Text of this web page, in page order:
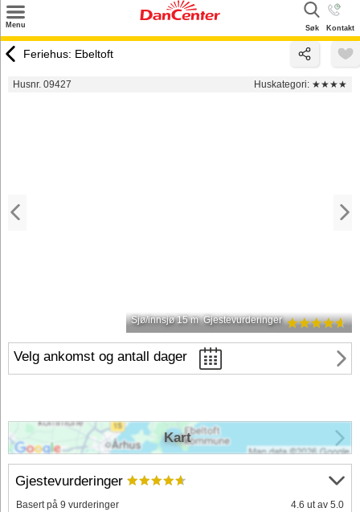
Menu Kontakt
Søk
Tilbud
Feriehus: Ebeltoft
Husnr. 09427 Huskategori: ★★★★
Sjø/innsjø 15 m Gjestevurderinger
Velg ankomst og antall dager
Gjestevurderinger
Basert på 9 vurderinger 4.6 ut av 5.0
Kart